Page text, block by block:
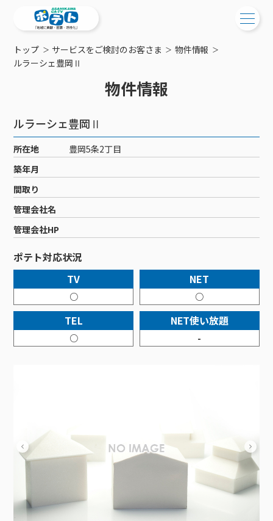
ご検討中の方
工事・配線について
新居をご検討中の方へ
ポテトを導入している集合住宅
物件情報
特典・キャンペーン
おトクな割引サービス
ご加入中の方
ご加入中のサービス確認・変更
WEBメール
サポートサービス
サポートサービストップ
リモートコール
回線速度測定
接続・設定⽅法
訪問サポート＆サポートパックサービス料⾦表
新着情報
メンテナンス・障害情報
ポテトからのプレゼント
イベントカレンダー
講座のご案内
サービス案内
サービス案内
ケーブルテレビ
ケーブルテレビトップ
チャンネル紹介
料⾦プラン
NHK衛星受信料団体⼀括⽀払
機器⼀覧
インターネット
インターネットトップ
料⾦プラン
Wi-Fiサービス
ポテトホーム防犯カメラ
オプションサービス
インターネットギガシェアプラン
固定電話
固定電話トップ
基本料⾦・通話料⾦
オプションサービス
auスマートバリュー
auまとめトーク
ポテトスマートフォントップ
料⾦プラン
機種⼀覧
オプションサービス
でんき
でんきトップ
ポラリンでんき×ポテト
ポテトでんき
暮らしを快適にするサービス
暮らしを快適にするサービストップ
ポテトライフメール
コミチャン
お困りの方はこちら
会社案内
メンテナンス
障害情報
トップ サービスをご検討のお客さま
物件情報
ルラーシェ豊岡Ⅱ
物件情報
ルラーシェ豊岡Ⅱ
所在地
豊岡5条2丁目
築年月
間取り
管理会社名
管理会社HP
ポテト対応状況
TV
○
NET
○
TEL
○
NET使い放題
-